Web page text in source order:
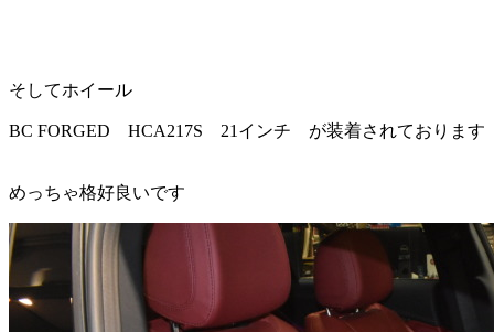
そしてホイール
BC FORGED HCA217S 21インチ が装着されております
めっちゃ格好良いです